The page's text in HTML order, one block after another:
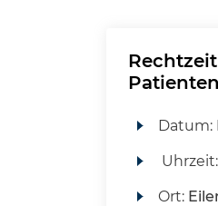
Datum:
Uhrzeit:
Ort: